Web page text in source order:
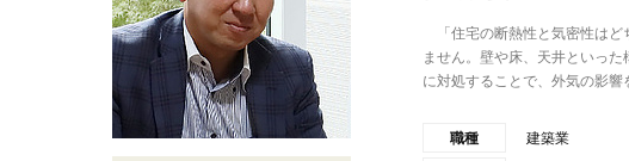
「住宅の断熱性と気密性はど
ません。壁や床、天井といっ
に対処することで、外気の影響
職種 建築業